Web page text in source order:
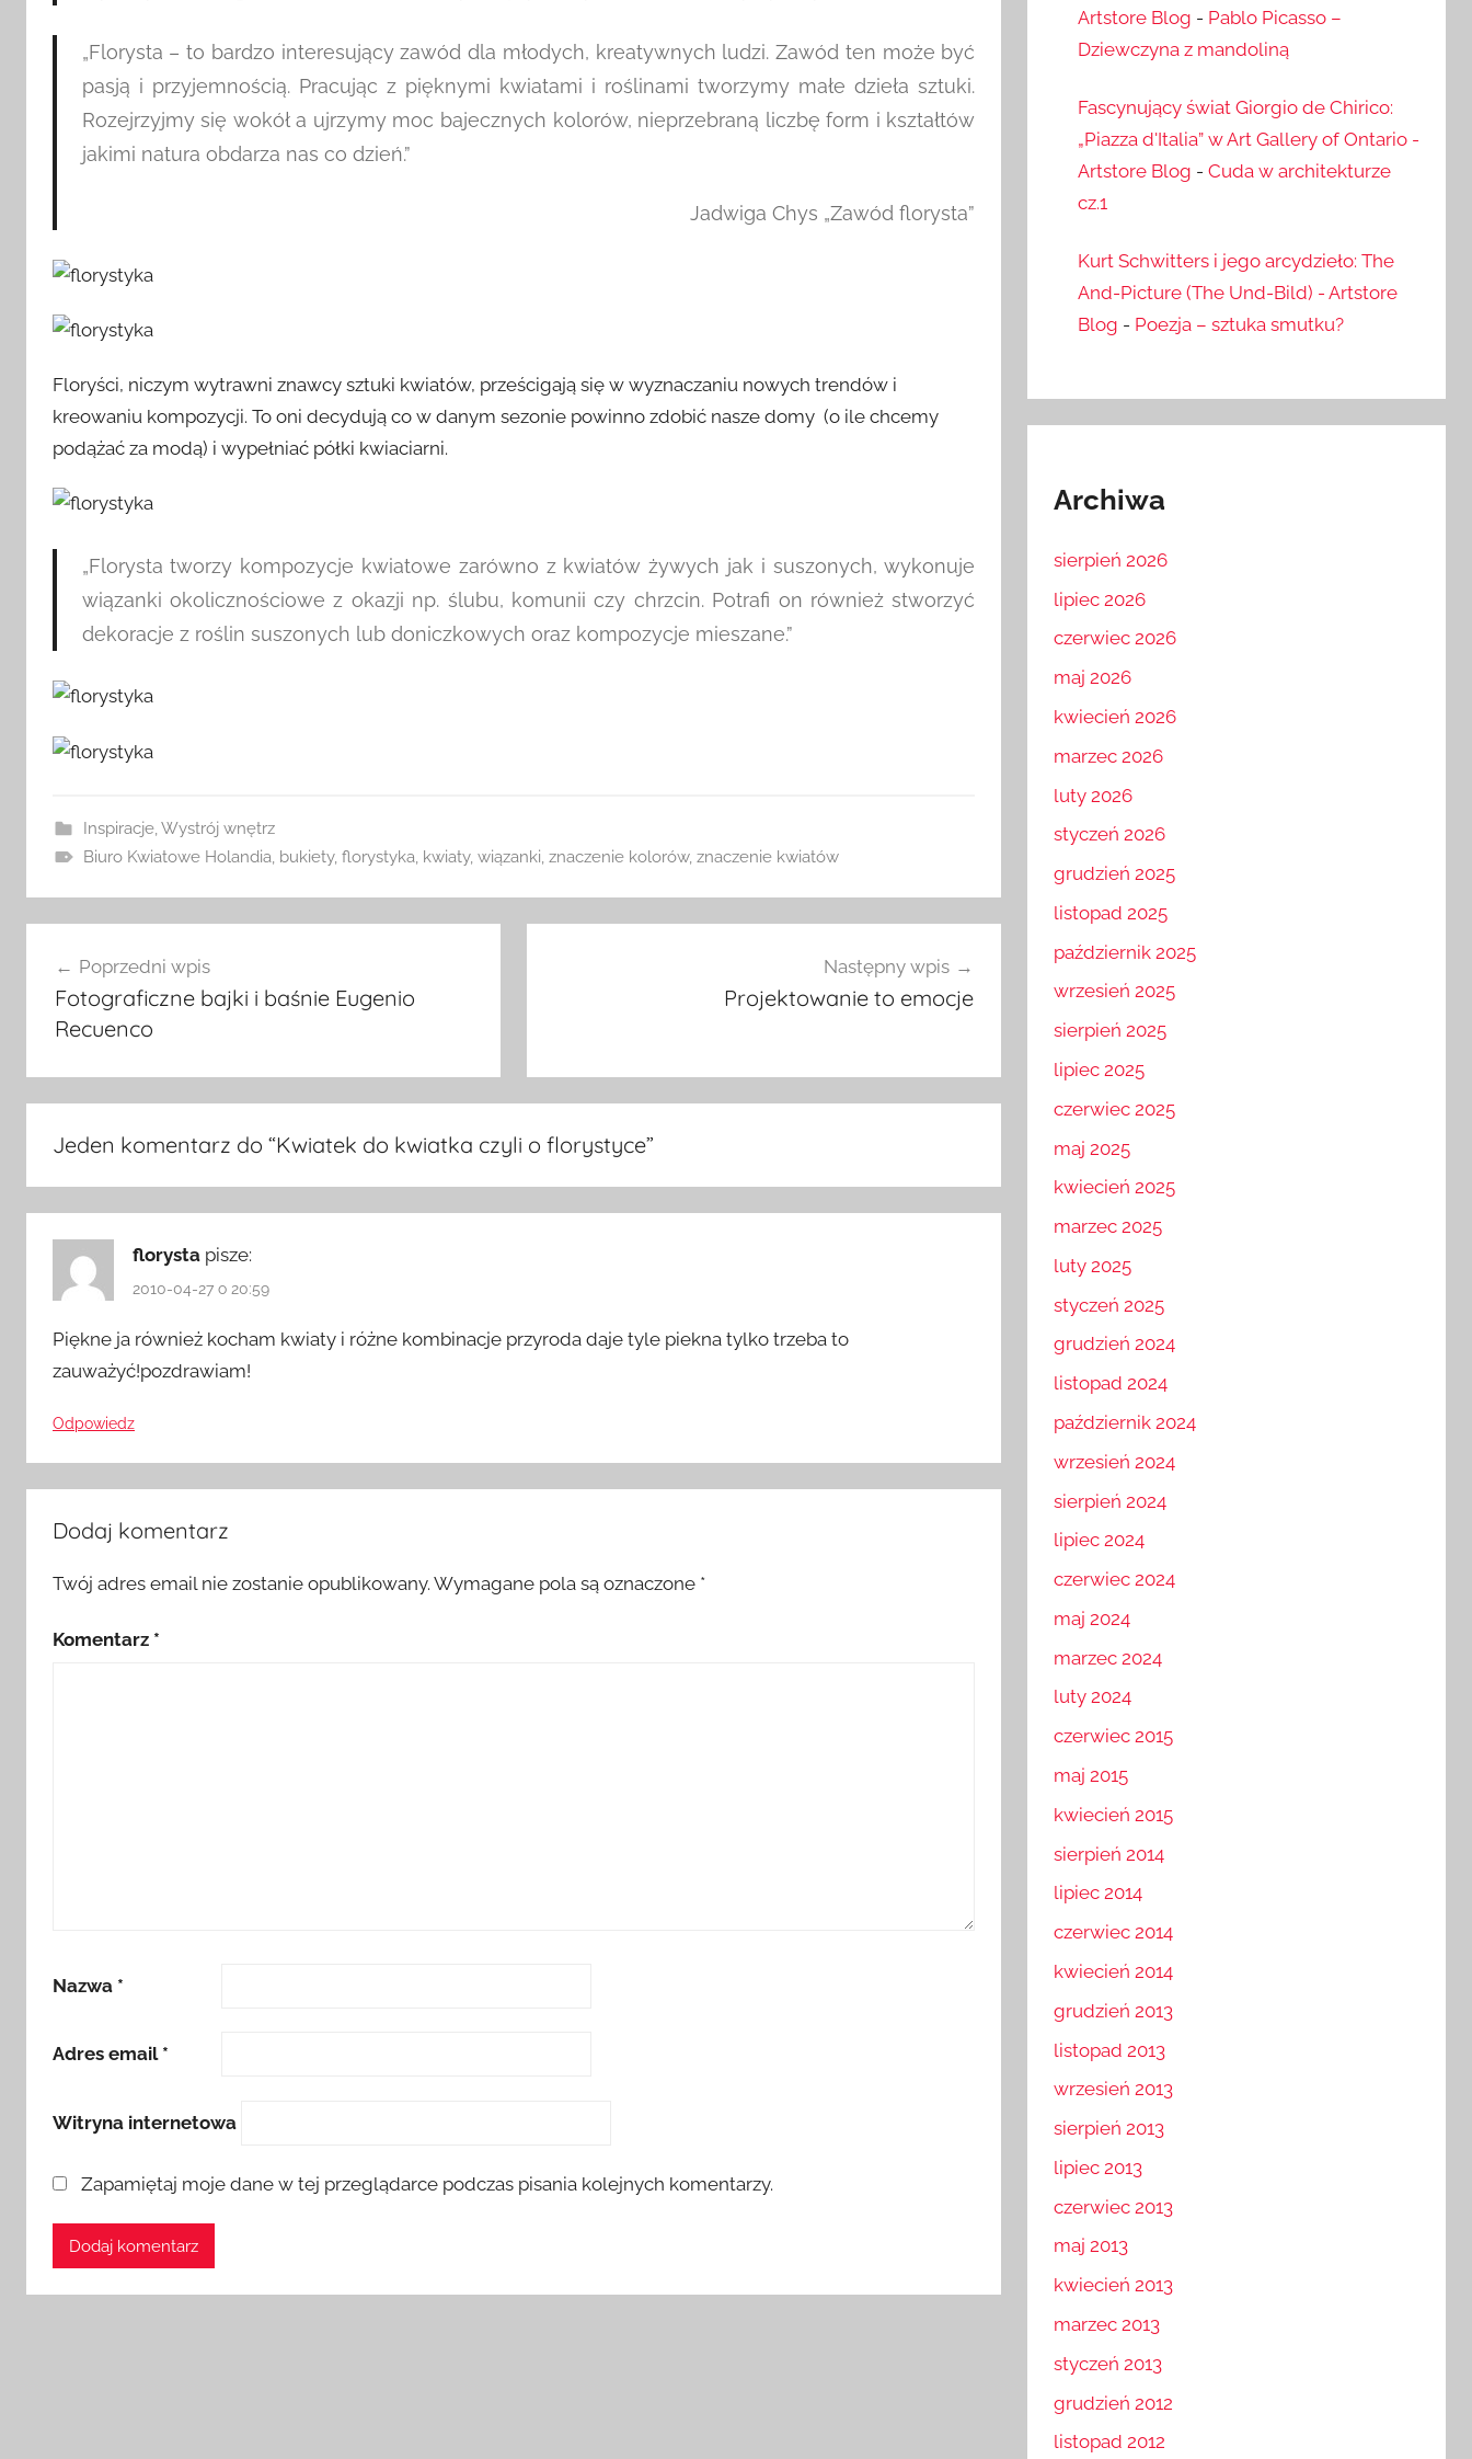
„Florysta – to bardzo interesujący zawód dla młodych, kreatywnych ludzi. Zawód ten może być
pasją i przyjemnością. Pracując z pięknymi kwiatami i roślinami tworzymy małe dzieła sztuki.
Rozejrzyjmy się wokół a ujrzymy moc bajecznych kolorów, nieprzebraną liczbę form i kształtów
jakimi natura obdarza nas co dzień.”
Jadwiga Chys „Zawód florysta”
Floryści, niczym wytrawni znawcy sztuki kwiatów, prześcigają się w wyznaczaniu nowych trendów i
kreowaniu kompozycji. To oni decydują co w danym sezonie powinno zdobić nasze domy (o ile chcemy
podążać za modą) i wypełniać półki kwiaciarni.
„Florysta tworzy kompozycje kwiatowe zarówno z kwiatów żywych jak i suszonych, wykonuje
wiązanki okolicznościowe z okazji np. ślubu, komunii czy chrzcin. Potrafi on również stworzyć
dekoracje z roślin suszonych lub doniczkowych oraz kompozycje mieszane.”
Inspiracje, Wystrój wnętrz
Biuro Kwiatowe Holandia bukiety, florystyka kwiaty, wiązanki znaczenie kolorów, znaczenie kwiatów
wpisuPoprzedni wpis
Fotograficzne bajki i baśnie Eugenio
Recuenco
Następny wpis
Projektowanie to emocje
Jeden komentarz do “Kwiatek do kwiatka czyli o florystyce”
florysta pisze:
2010-04-27 o 20:59
Piękne ja również kocham kwiaty i różne kombinacje przyroda daje tyle piekna tylko trzeba to
zauważyć!pozdrawiam!
Odpowiedz
Dodaj komentarz
Twój adres email nie zostanie opublikowany. Wymagane pola są oznaczone *
Komentarz *
Nazwa *
Adres email *
Witryna internetowa
Zapamiętaj moje dane w tej przeglądarce podczas pisania kolejnych komentarzy.
Artstore Blog - Pablo Picasso –
Dziewczyna z mandoliną
Fascynujący świat Giorgio de Chirico:
„Piazza d'Italia” w Art Gallery of Ontario -
Artstore Blog - Cuda w architekturze
cz.1
Kurt Schwitters i jego arcydzieło: The
And-Picture (The Und-Bild) - Artstore
Blog - Poezja – sztuka smutku?
Archiwa
sierpień 2026
lipiec 2026
czerwiec 2026
maj 2026
kwiecień 2026
marzec 2026
luty 2026
styczeń 2026
grudzień 2025
listopad 2025
październik 2025
wrzesień 2025
sierpień 2025
lipiec 2025
czerwiec 2025
maj 2025
kwiecień 2025
marzec 2025
luty 2025
styczeń 2025
grudzień 2024
listopad 2024
październik 2024
wrzesień 2024
sierpień 2024
lipiec 2024
czerwiec 2024
maj 2024
marzec 2024
luty 2024
czerwiec 2015
maj 2015
kwiecień 2015
sierpień 2014
lipiec 2014
czerwiec 2014
kwiecień 2014
grudzień 2013
listopad 2013
wrzesień 2013
sierpień 2013
lipiec 2013
czerwiec 2013
maj 2013
kwiecień 2013
marzec 2013
styczeń 2013
grudzień 2012
listopad 2012